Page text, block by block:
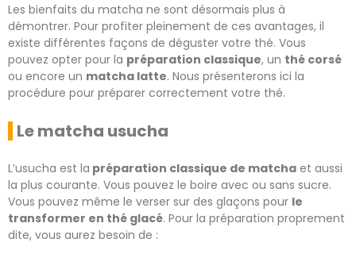
Les bienfaits du matcha ne sont désormais plus à
démontrer. Pour profiter pleinement de ces avantages, il
existe différentes façons de déguster votre thé. Vous
pouvez opter pour la préparation classique, un thé corsé
ou encore un matcha latte. Nous présenterons ici la
procédure pour préparer correctement votre thé.
Le matcha usucha
L’usucha est la préparation classique de matcha et aussi
la plus courante. Vous pouvez le boire avec ou sans sucre.
Vous pouvez même le verser sur des glaçons pour le
transformer en thé glacé. Pour la préparation proprement
dite, vous aurez besoin de :